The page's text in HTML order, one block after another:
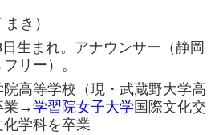
まき）
生まれ。アナウンサー（静岡
リー）。
高等学校（現・武蔵野大学高
業→学習院女子大学 国際文化交
学科を卒業